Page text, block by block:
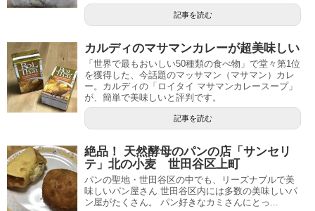
記事を読む
カルディのマサマンカレーが超美味しい
「世界で最もおいしい50種類の食べ物」で堂々第1位
を獲得した、今話題のマッサマン（マサマン）カレ
ー。カルディの「ロイタイ マサマンカレースープ」
が、簡単で美味しいと評判です。
記事を読む
絶品！ 天然酵母のパンの店「サンセリ
テ」北の小麦 世田谷区上町
パンの聖地・世田谷区の中でも、リーズナブルで美
味しいパン屋さん 世田谷区内には多数の美味しいパ
ン屋がたくさん。 パン好きなカミさんにとっ...